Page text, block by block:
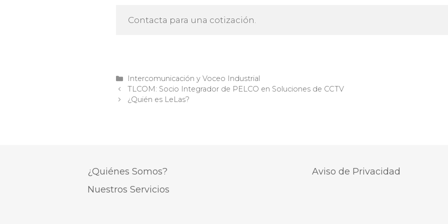
Contacta para una cotización.
Categorías
Intercomunicación y Voceo Industrial
TLCOM: Socio Integrador de PELCO en Soluciones de CCTV
¿Quién es LeLas?
¿Quiénes Somos?
Nuestros Servicios
Aviso de Privacidad